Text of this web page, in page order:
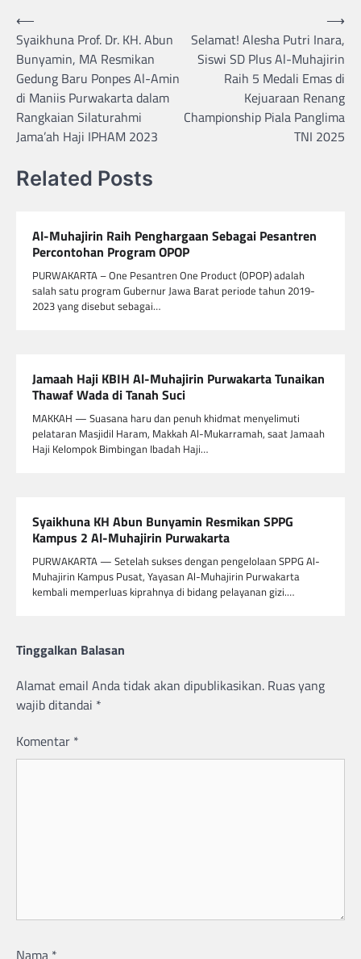
Navigasi
pos
⟵
Syaikhuna Prof. Dr. KH. Abun
Bunyamin, MA Resmikan
Gedung Baru Ponpes Al-Amin
di Maniis Purwakarta dalam
Rangkaian Silaturahmi
Jama’ah Haji IPHAM 2023
Selamat! Alesha Putri Inara,
Siswi SD Plus Al-Muhajirin
Raih 5 Medali Emas di
Kejuaraan Renang
Championship Piala Panglima
TNI 2025
⟶
Related Posts
Al-Muhajirin Raih Penghargaan Sebagai Pesantren
Percontohan Program OPOP
PURWAKARTA – One Pesantren One Product (OPOP) adalah
salah satu program Gubernur Jawa Barat periode tahun 2019-
2023 yang disebut sebagai…
Jamaah Haji KBIH Al-Muhajirin Purwakarta Tunaikan
Thawaf Wada di Tanah Suci
MAKKAH — Suasana haru dan penuh khidmat menyelimuti
pelataran Masjidil Haram, Makkah Al-Mukarramah, saat Jamaah
Haji Kelompok Bimbingan Ibadah Haji…
Syaikhuna KH Abun Bunyamin Resmikan SPPG
Kampus 2 Al-Muhajirin Purwakarta
PURWAKARTA — Setelah sukses dengan pengelolaan SPPG Al-
Muhajirin Kampus Pusat, Yayasan Al-Muhajirin Purwakarta
kembali memperluas kiprahnya di bidang pelayanan gizi.…
Tinggalkan Balasan
Alamat email Anda tidak akan dipublikasikan. Ruas yang
wajib ditandai *
Komentar *
Nama *